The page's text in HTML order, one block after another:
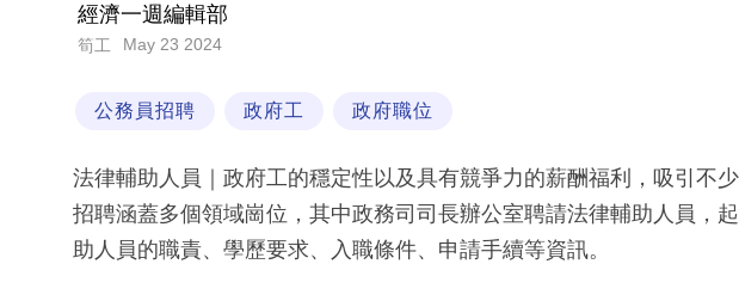
經濟一週編輯部
筍工 May 23 2024
公務員招聘 政府工 政府職位
法律輔助人員｜政府工的穩定性以及具有競爭力的薪酬福利，吸引不
招聘涵蓋多個領域崗位，其中政務司司長辦公室聘請法律輔助人員，
助人員的職責、學歷要求、入職條件、申請手續等資訊。